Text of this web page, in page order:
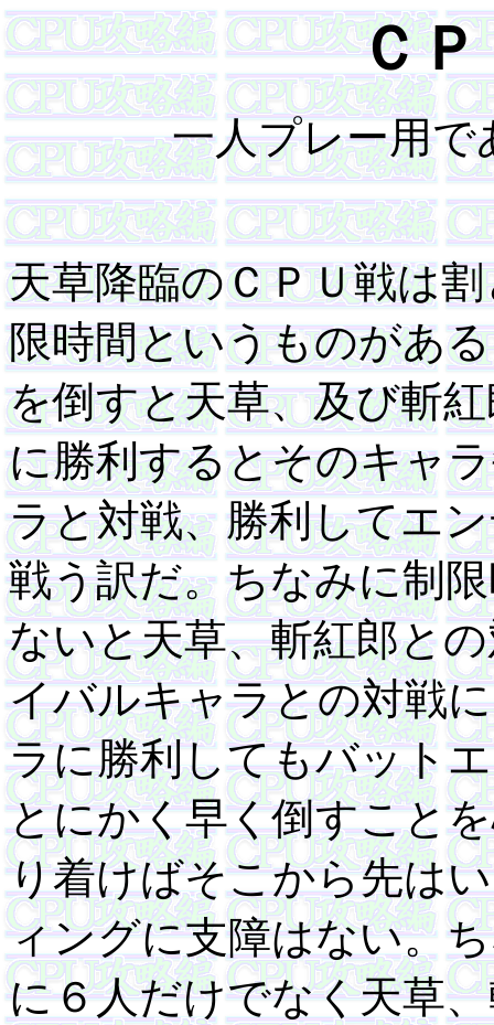
Ｃ
一人プレー用で
天草降臨のＣＰＵ戦は
限時間というものがあ
を倒すと天草、及び斬
に勝利するとそのキャ
ラと対戦、勝利してエ
戦う訳だ。ちなみに制
ないと天草、斬紅郎と
イバルキャラとの対戦
ラに勝利してもバット
とにかく早く倒すこと
り着けばそこから先は
ィングに支障はない。
に６人だけでなく天草